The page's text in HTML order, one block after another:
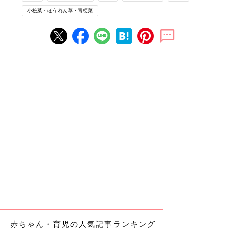
小松菜・ほうれん草・青梗菜
赤ちゃん・育児の人気記事ランキング